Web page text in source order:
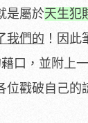
是屬於天生犯
我們的 ！因
口，並附上
位戳破自己的